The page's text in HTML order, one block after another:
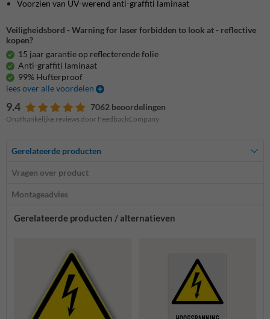
Voorzien van UV-werend anti-graffiti laminaat
Veiligheidsbord - Warning for laser forbidden to look at - reflective
kopen?
15 jaar garantie op reflecterende folie
Anti-graffiti laminaat
99% Hufterproof
lees over alle voordelen
9.4 7062 beoordelingen
Onafhankelijke reviews door FeedbackCompany
Gerelateerde producten
Vragen over product
Montageadvies
Gerelateerde producten / alternatieven